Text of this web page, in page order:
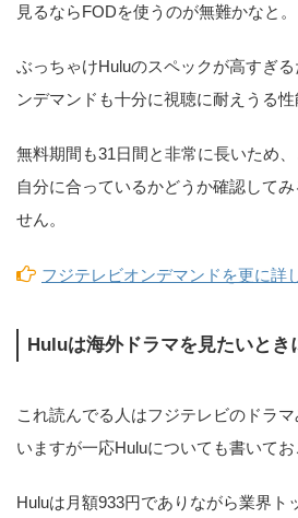
見るならFODを使うのが無難かなと。
ぶっちゃけHuluのスペックが高すぎ
ンデマンドも十分に視聴に耐えうる性
無料期間も31日間と非常に長いため
自分に合っているかどうか確認して
せん。
フジテレビオンデマンドを更に詳
Huluは海外ドラマを見たいとき
これ読んでる人はフジテレビのドラ
いますが一応Huluについても書いてお
Huluは月額933円でありながら業界ト